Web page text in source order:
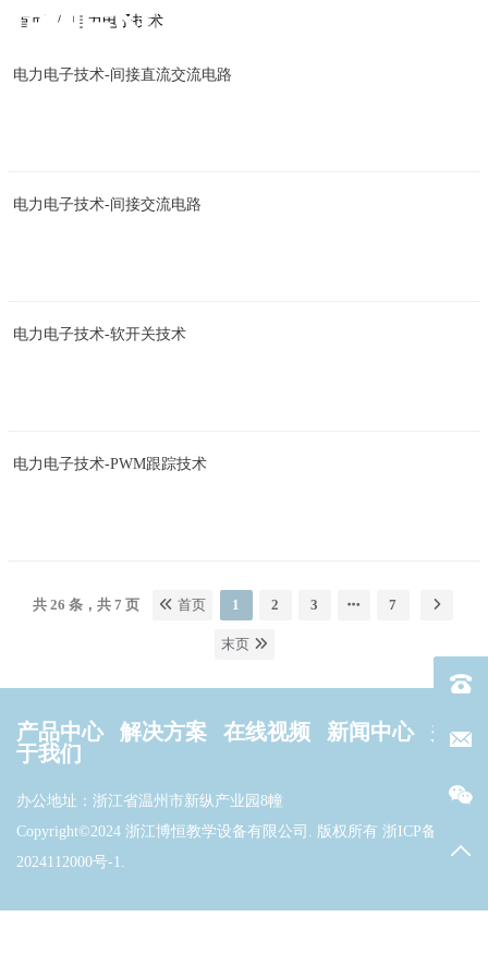
首页 电力电子技术
电力电子技术-间接直流交流电路
电力电子技术-间接交流电路
电力电子技术-软开关技术
电力电子技术-PWM跟踪技术
共 26 条，共 7 页 首页 1 2 3 7
末页
产品中心 解决方案 在线视频 新闻中心
关
于我们
办公地址：浙江省温州市新纵产业园8幢
Copyright©2024 浙江博恒教学设备有限公司. 版权所有 浙ICP备
2024112000号-1
电话
联系
返回